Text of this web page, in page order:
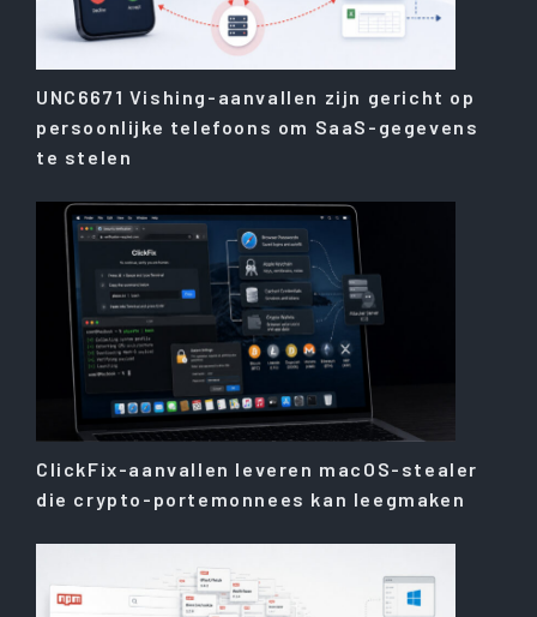
UNC6671 Vishing-aanvallen zijn gericht op
persoonlijke telefoons om SaaS-gegevens
te stelen
ClickFix-aanvallen leveren macOS-stealer
die crypto-portemonnees kan leegmaken